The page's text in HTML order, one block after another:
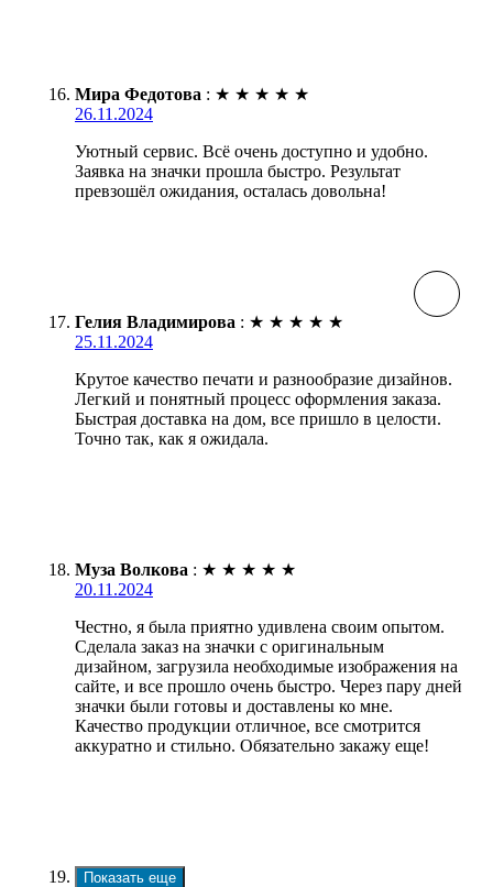
Мира Федотова : ★ ★ ★ ★ ★
26.11.2024
Уютный сервис. Всё очень доступно и удобно.
Заявка на значки прошла быстро. Результат
превзошёл ожидания, осталась довольна!
Гелия Владимирова : ★ ★ ★ ★ ★
25.11.2024
Крутое качество печати и разнообразие дизайнов.
Легкий и понятный процесс оформления заказа.
Быстрая доставка на дом, все пришло в целости.
Точно так, как я ожидала.
Муза Волкова : ★ ★ ★ ★ ★
20.11.2024
Честно, я была приятно удивлена своим опытом.
Сделала заказ на значки с оригинальным
дизайном, загрузила необходимые изображения на
сайте, и все прошло очень быстро. Через пару дней
значки были готовы и доставлены ко мне.
Качество продукции отличное, все смотрится
аккуратно и стильно. Обязательно закажу еще!
Показать еще